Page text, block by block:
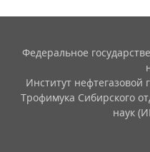
Федеральное
Институт нефтегазовой
Трофимука Сибирского
наук